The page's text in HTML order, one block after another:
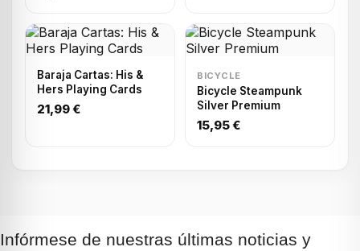
Baraja Cartas: His &
Hers Playing Cards
21,99 €
BICYCLE
Bicycle Steampunk
Silver Premium
15,95 €
Infórmese de nuestras últimas noticias y